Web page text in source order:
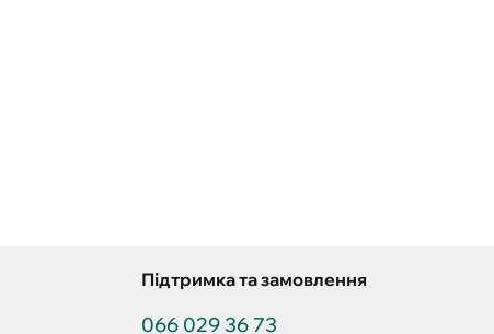
Підтримка та замовлення
066 029 36 73